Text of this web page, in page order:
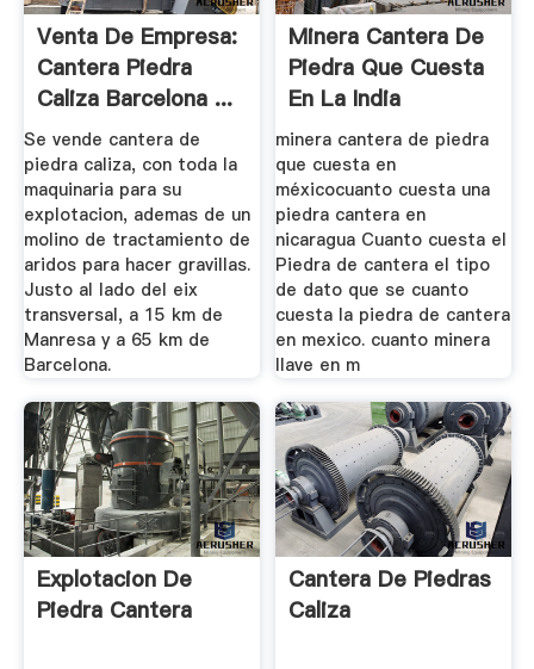
Venta De Empresa:
Cantera Piedra
Caliza Barcelona ...
Se vende cantera de
piedra caliza, con toda la
maquinaria para su
explotacion, ademas de un
molino de tractamiento de
aridos para hacer gravillas.
Justo al lado del eix
transversal, a 15 km de
Manresa y a 65 km de
Barcelona.
Minera Cantera De
Piedra Que Cuesta
En La India
minera cantera de piedra
que cuesta en
méxicocuanto cuesta una
piedra cantera en
nicaragua Cuanto cuesta el
Piedra de cantera el tipo
de dato que se cuanto
cuesta la piedra de cantera
en mexico. cuanto minera
llave en m
Explotacion De
Piedra Cantera
Cantera De Piedras
Caliza